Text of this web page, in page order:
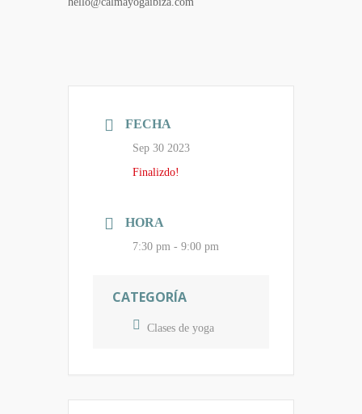
FECHA
Sep 30 2023
Finalizdo!
HORA
7:30 pm - 9:00 pm
CATEGORÍA
Clases de yoga